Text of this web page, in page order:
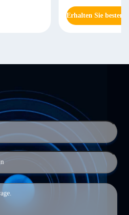
Erhalten Sie besten